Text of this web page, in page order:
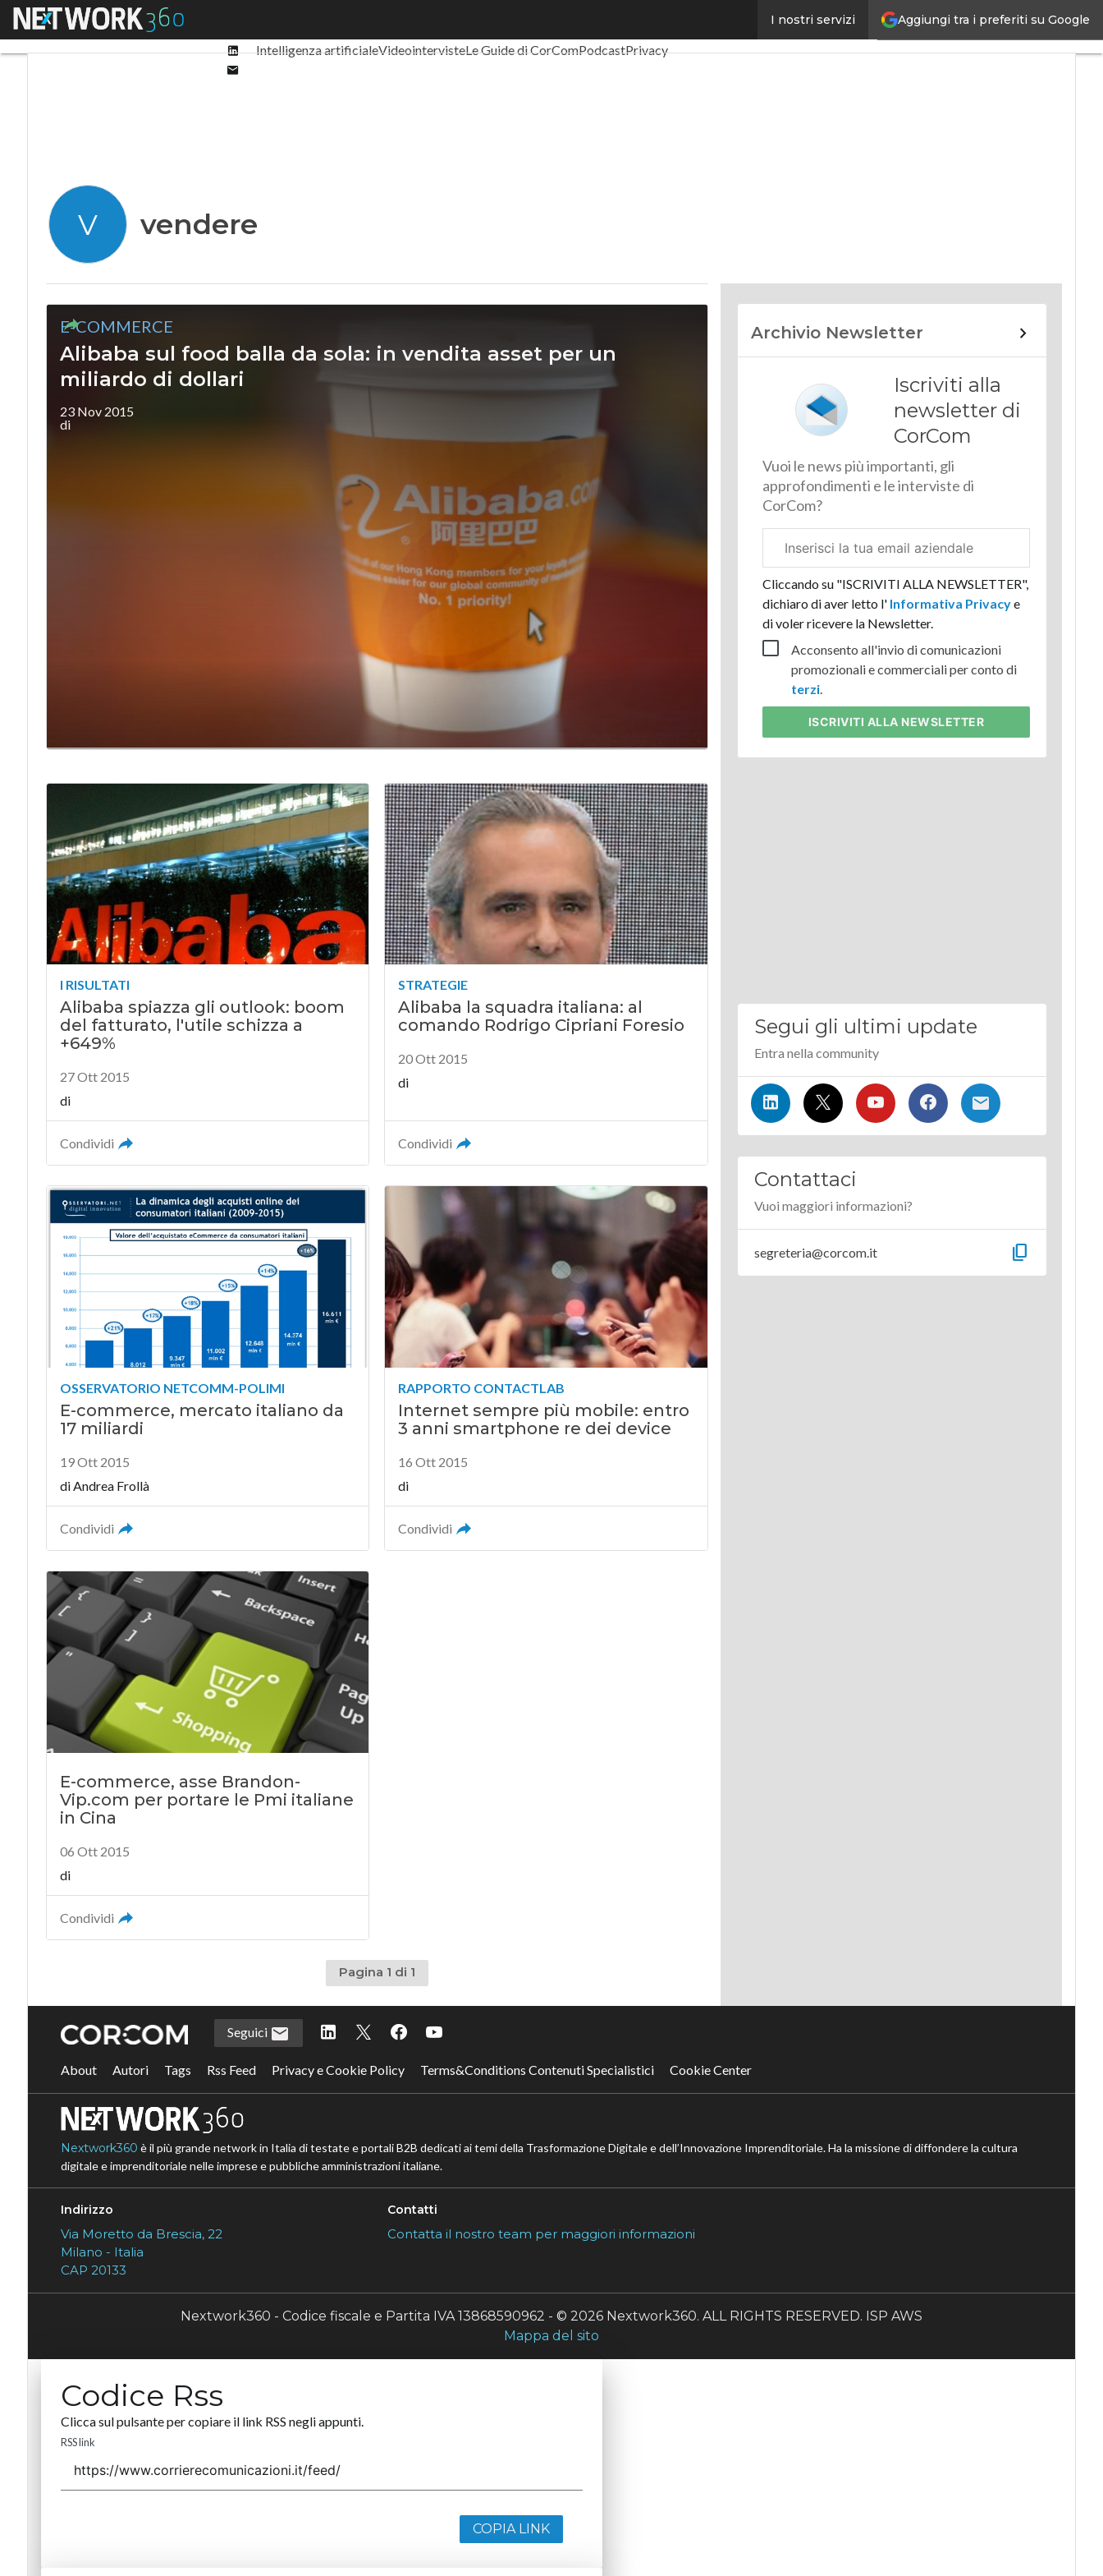
Aggiungi tra i preferiti su Google
I nostri servizi
Menu
Linkedin
Intelligenza artificialeVideointervisteLe Guide di CorComPodcastPrivacy
V vendere
E-COMMERCE
Alibaba sul food balla da sola: in vendita asset per un
miliardo di dollari
23 Nov 2015
di
I RISULTATI
Alibaba spiazza gli outlook: boom
del fatturato, l'utile schizza a
+649%
27 Ott 2015
di
Condividi
STRATEGIE
Alibaba la squadra italiana: al
comando Rodrigo Cipriani Foresio
20 Ott 2015
di
Condividi
OSSERVATORIO NETCOMM-POLIMI
E-commerce, mercato italiano da
17 miliardi
19 Ott 2015
di Andrea Frollà
Condividi
RAPPORTO CONTACTLAB
Internet sempre più mobile: entro
3 anni smartphone re dei device
16 Ott 2015
di
Condividi
E-commerce, asse Brandon-
Vip.com per portare le Pmi italiane
in Cina
06 Ott 2015
di
Condividi
Pagina 1 di 1
Archivio Newsletter
Iscriviti alla
newsletter di
CorCom
Vuoi le news più importanti, gli
approfondimenti e le interviste di
CorCom?
aziendale
Cliccando su "ISCRIVITI ALLA NEWSLETTER",
dichiaro di aver letto l'Informativa Privacye
di voler ricevere la Newsletter.
Acconsento all'invio di comunicazioni
promozionali e commerciali per conto di
terzi.
ISCRIVITI ALLA NEWSLETTER
Segui gli ultimi update
Entra nella community
Contattaci
Vuoi maggiori informazioni?
segreteria@corcom.it content_copy
Seguici
About Autori Tags Rss Feed Privacy e Cookie Policy Terms&Conditions Contenuti Specialistici Cookie Center
Nextwork360 è il più grande network in Italia di testate e portali B2B dedicati ai temi della Trasformazione Digitale e dell’Innovazione Imprenditoriale. Ha la missione di diffondere la cultura
digitale e imprenditoriale nelle imprese e pubbliche amministrazioni italiane.
Indirizzo
Via Moretto da Brescia, 22
Milano - Italia
CAP 20133
Contatti
Contatta il nostro team per maggiori informazioni
Nextwork360 - Codice fiscale e Partita IVA 13868590962 - © 2026 Nextwork360. ALL RIGHTS RESERVED. ISP AWS
Mappa del sito
Codice Rss
Clicca sul pulsante per copiare il link RSS negli appunti.
RSS link
COPIA LINK